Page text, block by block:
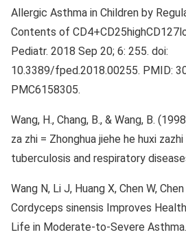
Allergic Asthma in Children by
Contents of
Pediatr. 2018 Sep 20; 6: 255. doi:
10.3389/fped.2018.00255. PMID:
PMC6158305.
Wang, H., Chang, B., & Wang, B.
za zhi = Zhonghua jiehe he huxi
tuberculosis and respiratory
Wang N, Li J, Huang X, Chen W,
Cordyceps sinensis Improves
Life in Moderate-to-Severe